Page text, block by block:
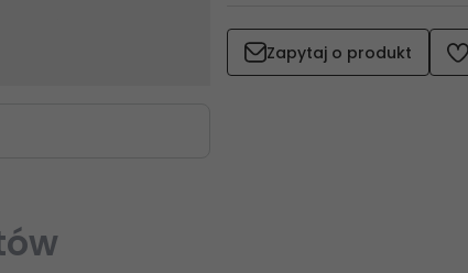
Zapytaj o produkt